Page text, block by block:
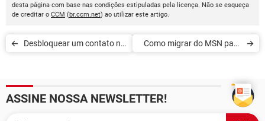
desta página com base nas condições estipuladas pela licença. Não se esqueça
de creditar o CCM (br.ccm.net) ao utilizar este artigo.
Desbloquear um contato no
Como migrar do MSN para
ASSINE NOSSA NEWSLETTER!